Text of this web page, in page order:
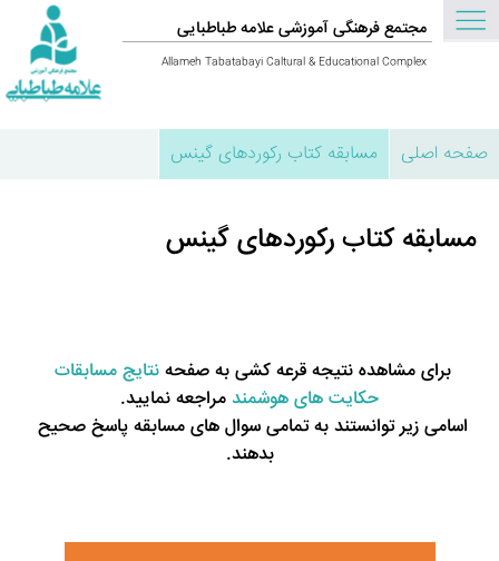
مجتمع فرهنگی آموزشی علامه طباطبایی
Allameh Tabatabayi Caltural & Educational Complex
صفحه اصلی مسابقه کتاب رکوردهای گینس
مسابقه کتاب رکوردهای گینس
برای مشاهده نتیجه قرعه کشی به صفحه نتایج مسابقات
حکایت های هوشمند مراجعه نمایید.
اسامی زیر توانستند به تمامی سوال های مسابقه پاسخ صحیح
بدهند.